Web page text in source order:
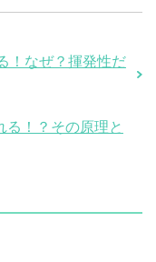
！なぜ？揮発性だ
る！？その原理と